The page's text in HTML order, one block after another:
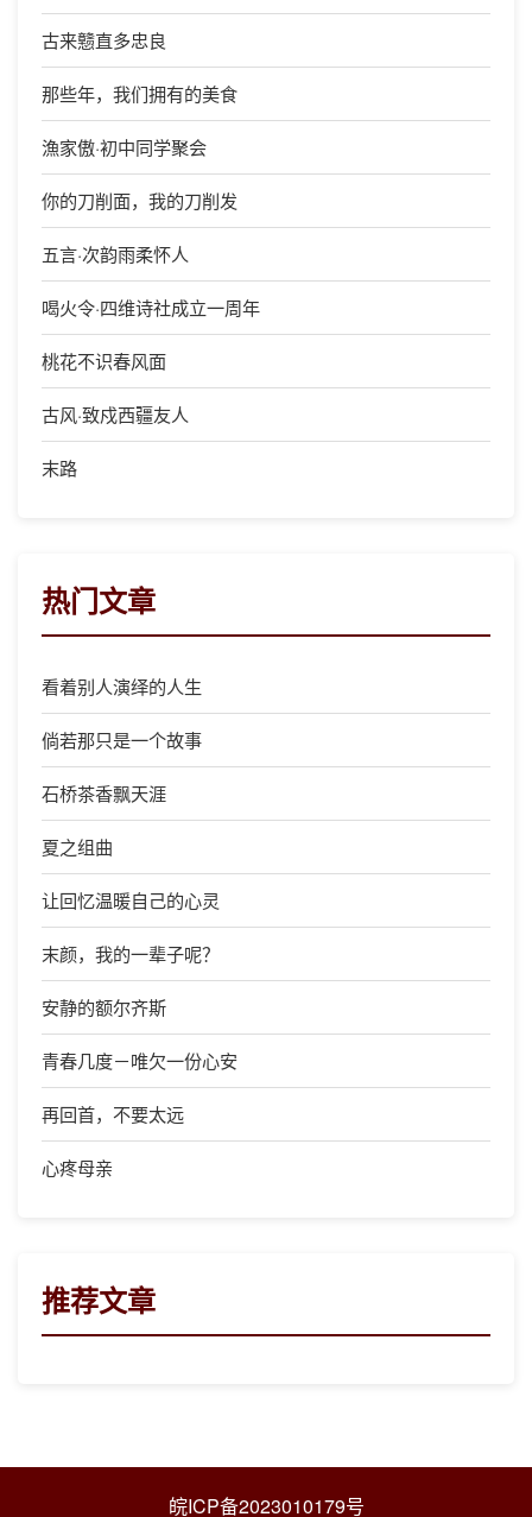
古来戆直多忠良
那些年，我们拥有的美食
漁家傲·初中同学聚会
你的刀削面，我的刀削发
五言·次韵雨柔怀人
喝火令·四维诗社成立一周年
桃花不识春风面
古风·致戍西疆友人
末路
热门文章
看着别人演绎的人生
倘若那只是一个故事
石桥茶香飘天涯
夏之组曲
让回忆温暖自己的心灵
末颜，我的一辈子呢？
安静的额尔齐斯
青春几度－唯欠一份心安
再回首，不要太远
心疼母亲
推荐文章
皖ICP备2023010179号